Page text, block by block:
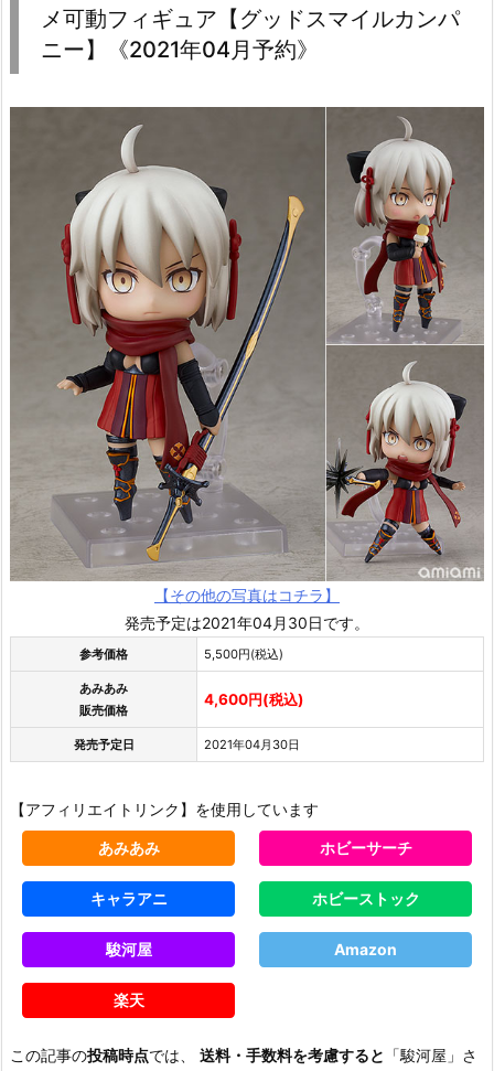
メ可動フィギュア【グッドスマイルカンパ
ニー】《2021年04月予約》
【その他の写真はコチラ】
発売予定は2021年04月30日です。
参考価格 5,500円(税込)
あみあみ
販売価格
4,600円(税込)
発売予定日 2021年04月30日
【アフィリエイトリンク】を使用しています
あみあみ ホビーサーチ
キャラアニ ホビーストック
駿河屋 Amazon
楽天
この記事の投稿時点では、 送料・手数料を考慮すると 「駿河屋」さ